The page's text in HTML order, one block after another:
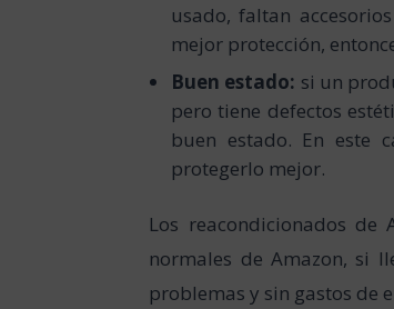
usado, faltan
mejor protección,
Buen estado: si un
pero tiene defectos
buen estado. En este
protegerlo mejor.
Los reacondicionados
normales de Amazon, si
problemas y sin gastos de